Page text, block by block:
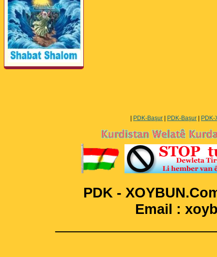
PDK-Başur PDK-Başur
PDK -
Email :